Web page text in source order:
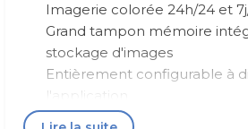
Imagerie colorée 24h/24 et
Grand tampon mémoire
stockage d'images
Entièrement configurable à
l'application
Méthode d'inscription